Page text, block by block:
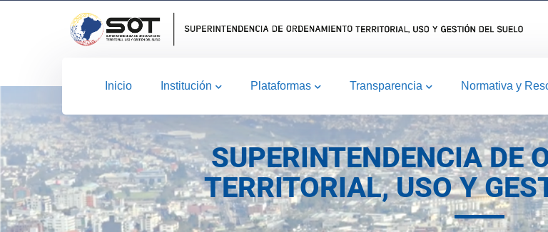
Inicio Institución Plataformas Transparencia Normativa y
SUPERINTENDENCIA DE
TERRITORIAL, USO Y